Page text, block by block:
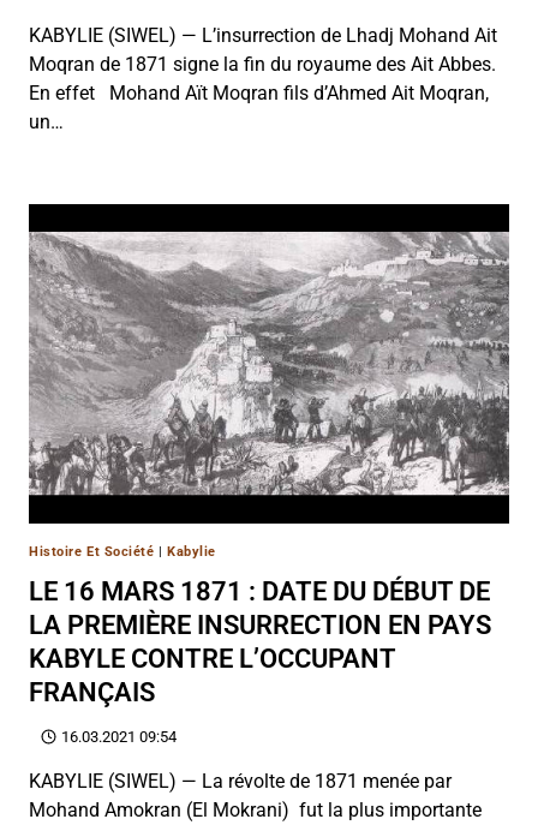
KABYLIE (SIWEL) — L’insurrection de Lhadj Mohand Ait
Moqran de 1871 signe la fin du royaume des Ait Abbes.
En effet Mohand Aït Moqran fils d’Ahmed Ait Moqran,
un…
Histoire Et Société Kabylie
LE 16 MARS 1871 : DATE DU DÉBUT DE
LA PREMIÈRE INSURRECTION EN PAYS
KABYLE CONTRE L’OCCUPANT
FRANÇAIS
16.03.2021 09:54
KABYLIE (SIWEL) — La révolte de 1871 menée par
Mohand Amokran (El Mokrani) fut la plus importante